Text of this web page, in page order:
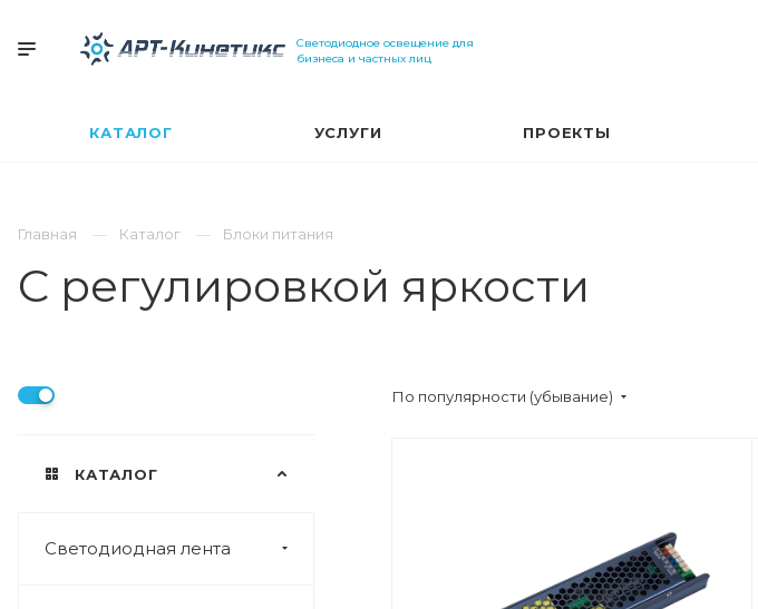
Светодиодное освещение для
бизнеса и частных лиц
КАТАЛОГ УСЛУГИ ПРОЕКТЫ
Главная Каталог Блоки питания
С регулировкой яркости
КАТАЛОГ
Светодиодная лента
По популярности (убывание)